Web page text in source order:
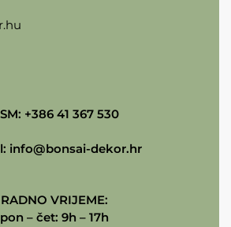
+386 41 367 530
info@bonsai-dekor.hr
RADNO VRIJEME:
pon – čet: 9h – 17h